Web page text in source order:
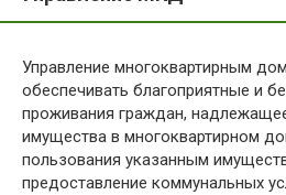
Управление многоквартирным
обеспечивать благоприятные и
проживания граждан,
имущества в многоквартирном
пользования указанным
предоставление коммунальных